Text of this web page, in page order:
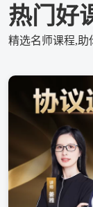
热门好
精选名师课程,助